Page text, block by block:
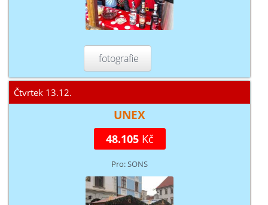
fotografie
Čtvrtek 13.12.
UNEX
48.105Kč
Pro: SONS